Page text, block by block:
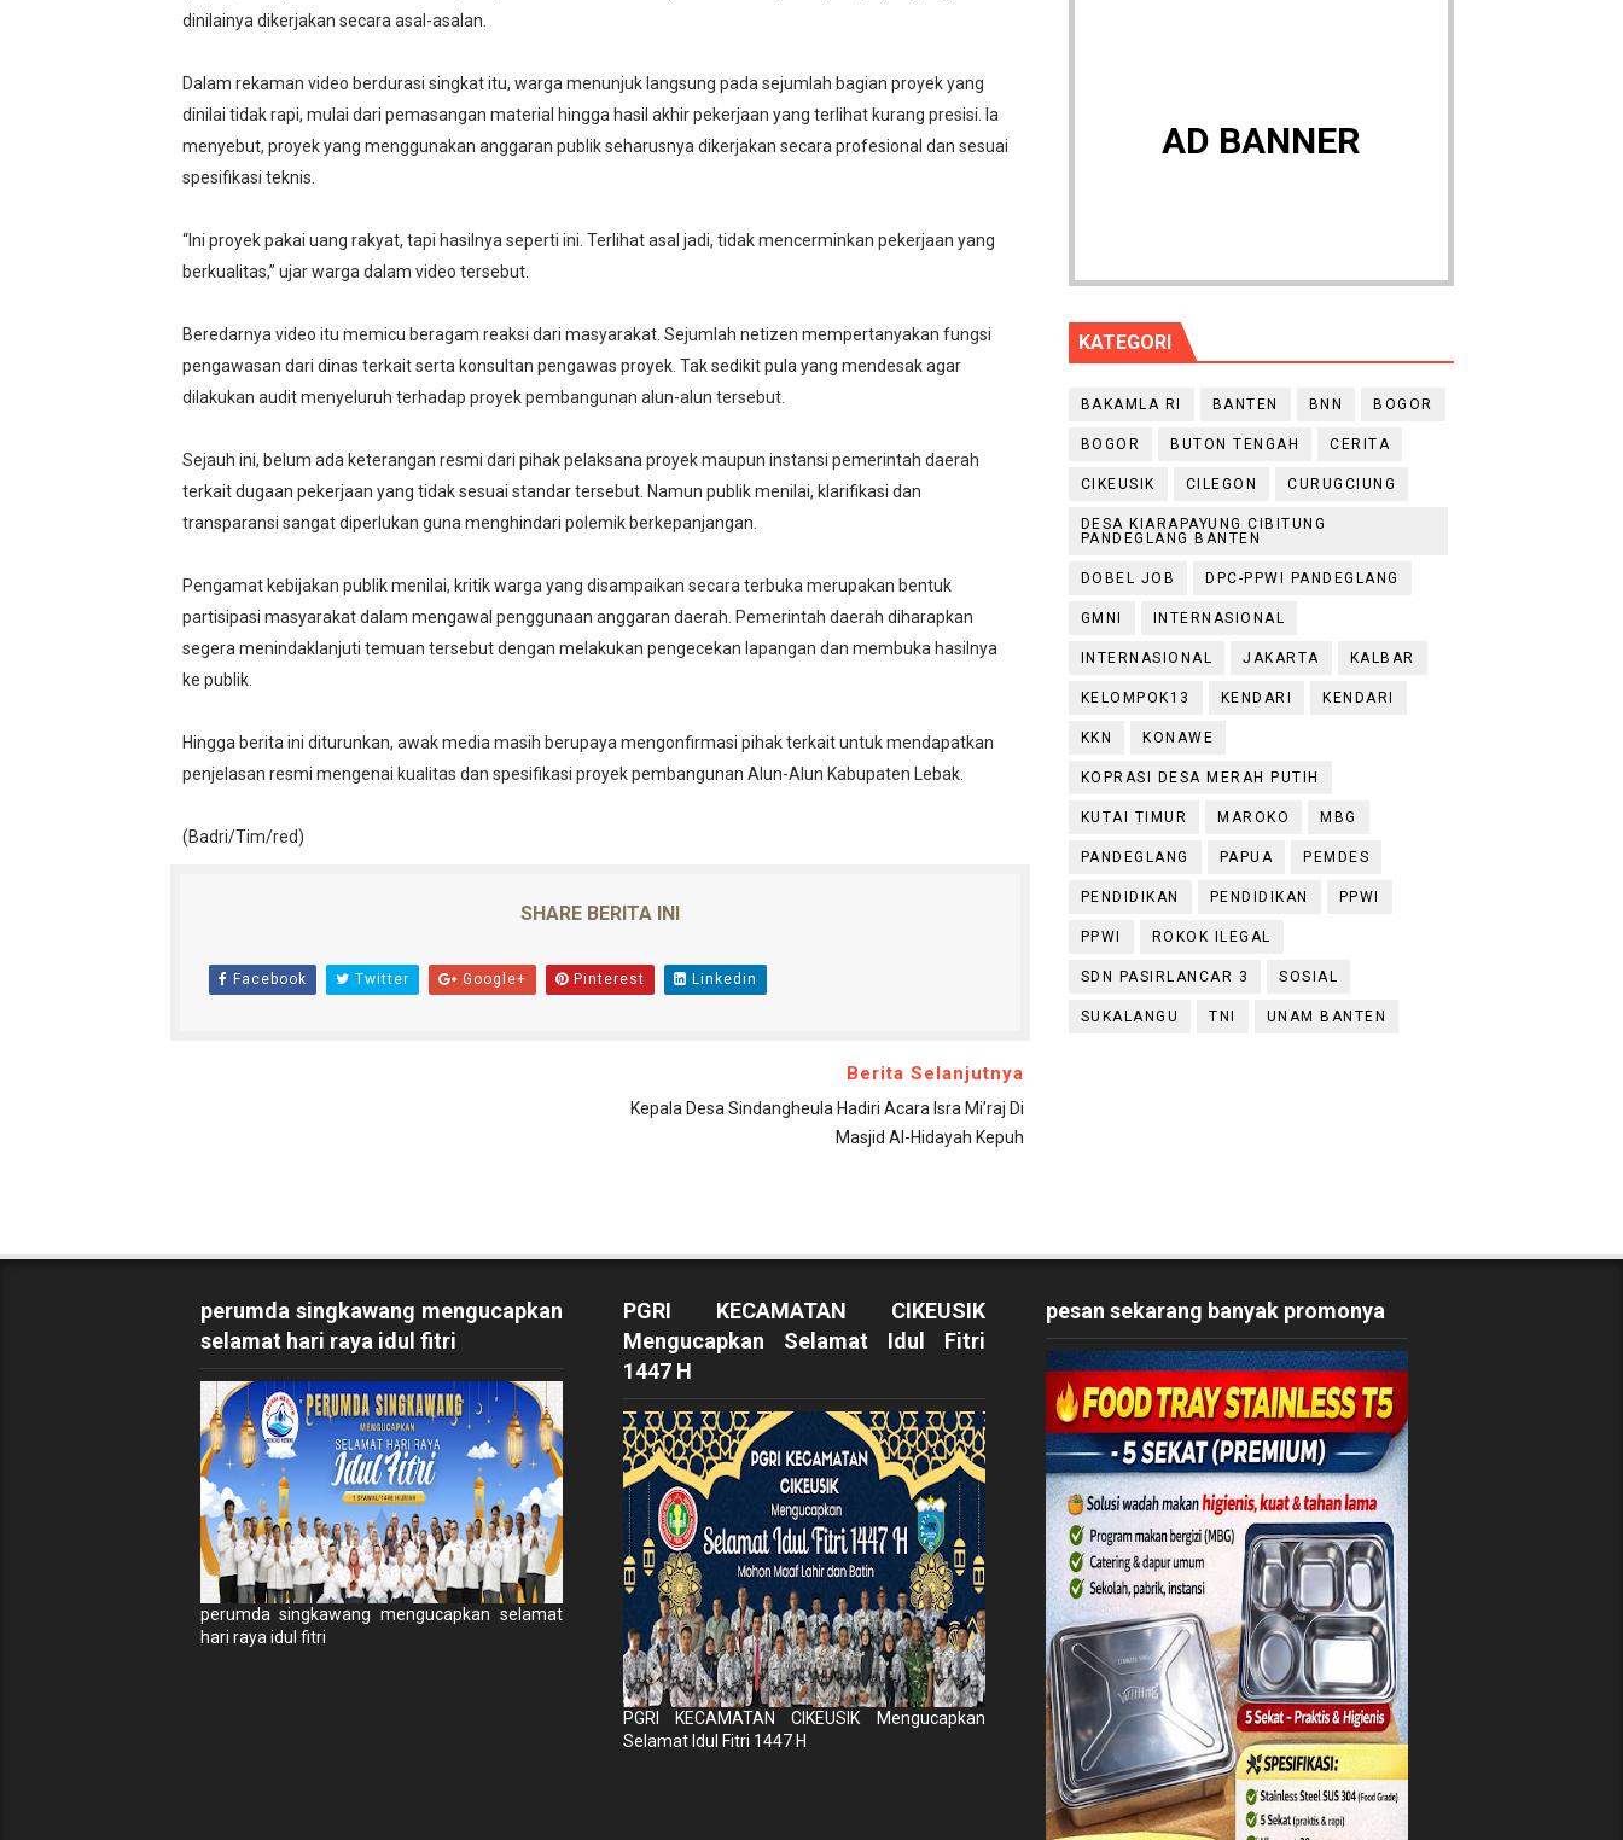
dinilainya dikerjakan secara asal-asalan.
Dalam rekaman video berdurasi singkat itu, warga menunjuk langsung pada sejumlah bagian proyek yang
dinilai tidak rapi, mulai dari pemasangan material hingga hasil akhir pekerjaan yang terlihat kurang presisi. Ia
menyebut, proyek yang menggunakan anggaran publik seharusnya dikerjakan secara profesional dan sesuai
spesifikasi teknis.
“Ini proyek pakai uang rakyat, tapi hasilnya seperti ini. Terlihat asal jadi, tidak mencerminkan pekerjaan yang
berkualitas,” ujar warga dalam video tersebut.
Beredarnya video itu memicu beragam reaksi dari masyarakat. Sejumlah netizen mempertanyakan fungsi
pengawasan dari dinas terkait serta konsultan pengawas proyek. Tak sedikit pula yang mendesak agar
dilakukan audit menyeluruh terhadap proyek pembangunan alun-alun tersebut.
Sejauh ini, belum ada keterangan resmi dari pihak pelaksana proyek maupun instansi pemerintah daerah
terkait dugaan pekerjaan yang tidak sesuai standar tersebut. Namun publik menilai, klarifikasi dan
transparansi sangat diperlukan guna menghindari polemik berkepanjangan.
Pengamat kebijakan publik menilai, kritik warga yang disampaikan secara terbuka merupakan bentuk
partisipasi masyarakat dalam mengawal penggunaan anggaran daerah. Pemerintah daerah diharapkan
segera menindaklanjuti temuan tersebut dengan melakukan pengecekan lapangan dan membuka hasilnya
ke publik.
Hingga berita ini diturunkan, awak media masih berupaya mengonfirmasi pihak terkait untuk mendapatkan
penjelasan resmi mengenai kualitas dan spesifikasi proyek pembangunan Alun-Alun Kabupaten Lebak.
(Badri/Tim/red)
SHARE BERITA INI
Facebook Twitter Google+ Pinterest Linkedin
Berita Selanjutnya
Kepala Desa Sindangheula Hadiri Acara Isra Mi’raj Di
Masjid Al-Hidayah Kepuh
AD BANNER
KATEGORI
BAKAMLA RI BANTEN BNN BOGOR
BOGOR BUTON TENGAH CERITA
CIKEUSIK CILEGON CURUGCIUNG
DESA KIARAPAYUNG CIBITUNG
PANDEGLANG BANTEN
DOBEL JOB DPC-PPWI PANDEGLANG
GMNI INTERNASIONAL
INTERNASIONAL JAKARTA KALBAR
KELOMPOK13 KENDARI KENDARI
KKN KONAWE
KOPRASI DESA MERAH PUTIH
KUTAI TIMUR MAROKO MBG
PANDEGLANG PAPUA PEMDES
PENDIDIKAN PENDIDIKAN PPWI
PPWI ROKOK ILEGAL
SDN PASIRLANCAR 3 SOSIAL
SUKALANGU TNI UNAM BANTEN
perumda singkawang mengucapkan
selamat hari raya idul fitri
perumda singkawang mengucapkan selamat
hari raya idul fitri
PGRI KECAMATAN CIKEUSIK
Mengucapkan Selamat Idul Fitri
1447 H
PGRI KECAMATAN CIKEUSIK Mengucapkan
Selamat Idul Fitri 1447 H
pesan sekarang banyak promonya